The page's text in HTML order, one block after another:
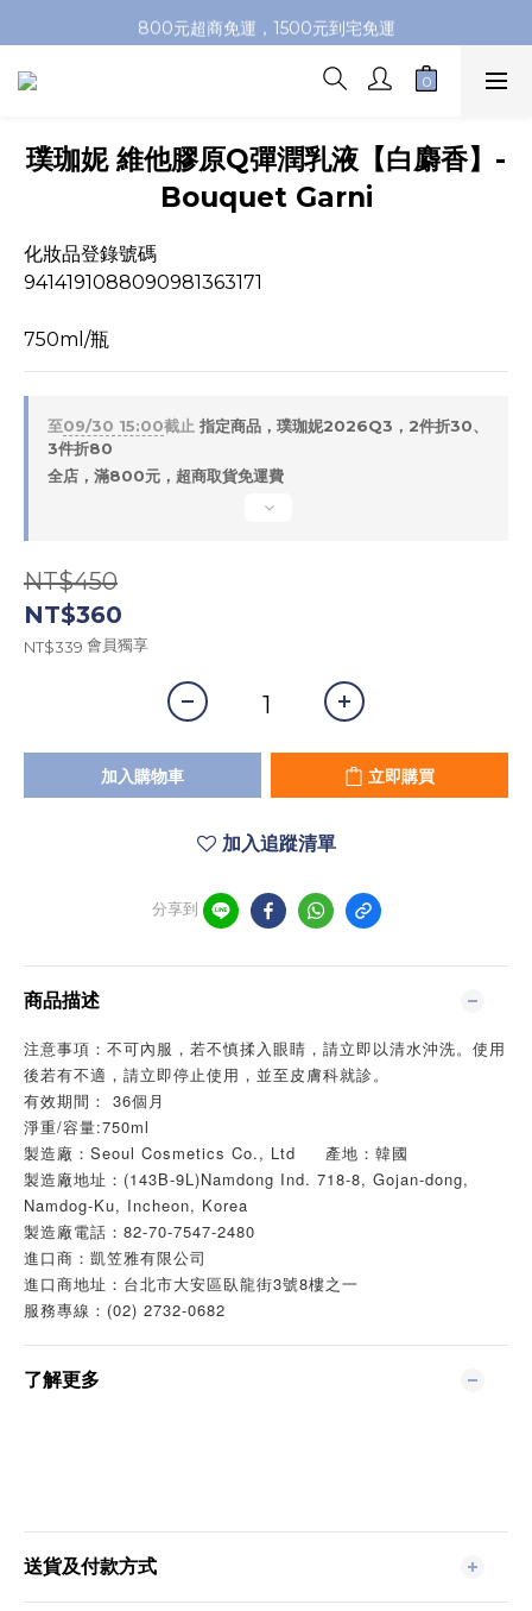
加入會員即送100元購物金，推薦好友，再送購物金
800元超商免運，1500元到宅免運
加入會員即送100元購物金，推薦好友，再送購物金
璞珈妮 維他膠原Q彈潤乳液【白麝香】-
Bouquet Garni
化妝品登錄號碼
9414191088090981363171
750ml/瓶
至09/30 15:00截止 指定商品，璞珈妮2026Q3，2件折30、
3件折80
全店，滿800元，超商取貨免運費
NT$450
NT$360
NT$339 會員獨享
加入購物車 立即購買
加入追蹤清單
分享到
商品描述
注意事項：不可內服，若不慎揉入眼睛，請立即以清水沖洗。使用
後若有不適，請立即停止使用，並至皮膚科就診。
有效期間： 36個月
淨重/容量:750ml
製造廠：Seoul Cosmetics Co., Ltd 產地：韓國
製造廠地址：(143B-9L)Namdong Ind. 718-8, Gojan-dong,
Namdog-Ku, Incheon, Korea
製造廠電話：82-70-7547-2480
進口商：凱笠雅有限公司
進口商地址：台北市大安區臥龍街3號8樓之一
服務專線：(02) 2732-0682
了解更多
送貨及付款方式